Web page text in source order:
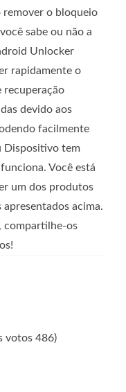
remover o bloqueio
sabe ou não a
Unlocker
rapidamente o
recuperação
devido aos
facilmente
Dispositivo tem
Você está
um dos produtos
acima.
compartilhe-os
votos 486)